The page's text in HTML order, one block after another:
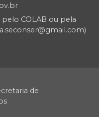
COLAB ou pela
de